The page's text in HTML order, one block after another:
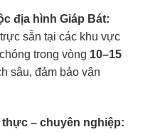
địa hình Giáp Bát:
sẵn tại các khu vực
trong vòng 10–15
sâu, đảm bảo vận
– chuyên nghiệp: